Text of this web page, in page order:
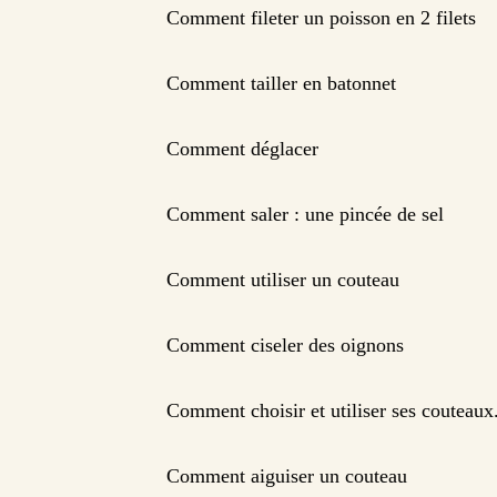
Comment fileter un poisson en 2 filets
Comment tailler en batonnet
Comment déglacer
Comment saler : une pincée de sel
Comment utiliser un couteau
Comment ciseler des oignons
Comment choisir et utiliser ses
Comment aiguiser un couteau